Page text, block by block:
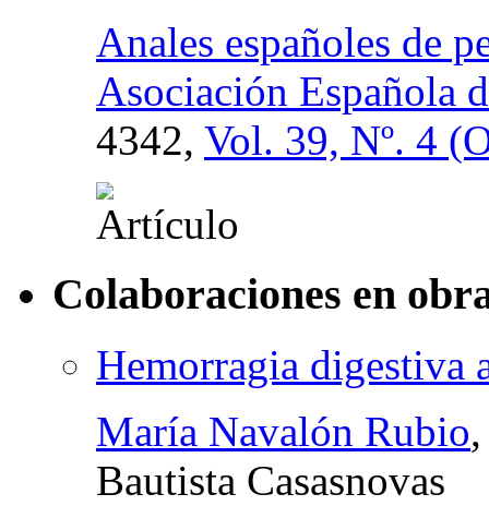
Anales españoles de
Asociación Española
4342, Vol. 39, Nº. 4
Colaboraciones en
Hemorragia digestiva
María Navalón Rubio
Bautista Casasnovas